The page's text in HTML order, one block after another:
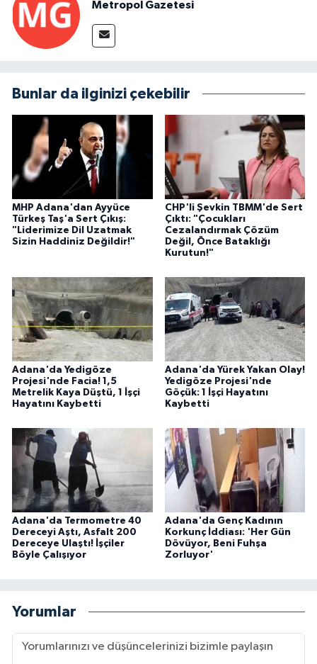
Metropol Gazetesi
Bunlar da ilginizi çekebilir
MHP Adana'dan Ayyüce
Türkeş Taş'a Sert Çıkış:
"Liderimize Dil Uzatmak
Sizin Haddiniz Değildir!"
CHP'li Şevkin TBMM'de Sert
Çıktı: "Çocukları
Cezalandırmak Çözüm
Değil, Önce Bataklığı
Kurutun!"
Adana'da Yedigöze
Projesi'nde Facia! 1,5
Metrelik Kaya Düştü, 1 İşçi
Hayatını Kaybetti
Adana'da Yürek Yakan Olay!
Yedigöze Projesi'nde
Göçük: 1 İşçi Hayatını
Kaybetti
Adana'da Termometre 40
Dereceyi Aştı, Asfalt 200
Dereceye Ulaştı! İşçiler
Böyle Çalışıyor
Adana'da Genç Kadının
Korkunç İddiası: 'Her Gün
Dövüyor, Beni Fuhşa
Zorluyor'
Yorumlar